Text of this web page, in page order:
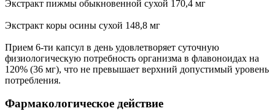
Экстракт пижмы обыкновенной сухой 170,4 мг
Экстракт коры осины сухой 148,8 мг
Прием 6-ти капсул в день удовлетворяет суточную
физиологическую потребность организма в флавоноидах на
120% (36 мг), что не превышает верхний допустимый уровень
потребления.
Фармакологическое действие